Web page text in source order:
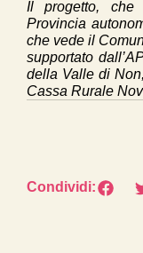
Il progetto,
Provincia
che vede il
supportato
della Valle di
Cassa Rurale
Condividi: